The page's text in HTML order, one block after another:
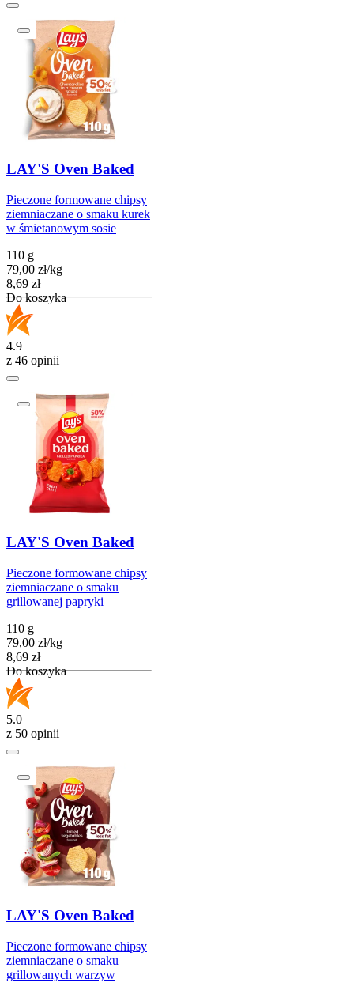
LAY'S Oven Baked
Pieczone formowane chipsy
ziemniaczane o smaku kurek
w śmietanowym sosie
110 g
79,00 zł/kg
Cena
8,69 zł
Do koszyka
4.9
z 46 opinii
LAY'S Oven Baked
Pieczone formowane chipsy
ziemniaczane o smaku
grillowanej papryki
110 g
79,00 zł/kg
Cena
8,69 zł
Do koszyka
5.0
z 50 opinii
LAY'S Oven Baked
Pieczone formowane chipsy
ziemniaczane o smaku
grillowanych warzyw